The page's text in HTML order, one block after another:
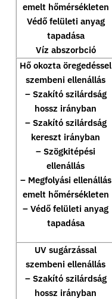
emelt hőmérsékleten
Védő felületi anyag
tapadása
Víz abszorbció
Hő okozta öregedéssel
szembeni ellenállás
– Szakító szilárdság
hossz irányban
– Szakító szilárdság
kereszt irányban
– Szögkitépési
ellenállás
– Megfolyási ellenállás
emelt hőmérsékleten
– Védő felületi anyag
tapadása
UV sugárzással
szembeni ellenállás
– Szakító szilárdság
hossz irányban